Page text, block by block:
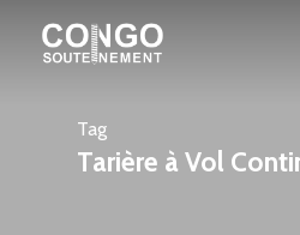
Tag
Tarière à Vol